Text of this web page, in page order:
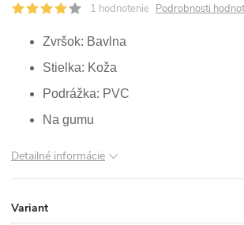
1 hodnotenie Podrobnosti
Zvršok: Bavlna
Stielka: Koža
Podrážka: PVC
Na gumu
Detailné informácie
Variant